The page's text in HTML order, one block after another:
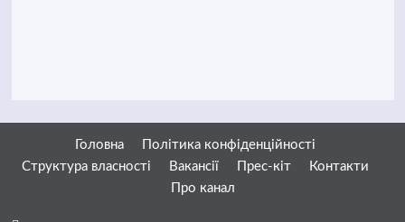
Головна
Політика конфіденційності
Структура власності
Вакансії Прес-кіт
Контакти
Про канал